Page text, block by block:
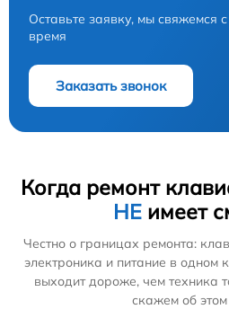
Оставьте заявку, мы свяжемся
время
Заказать звонок
Когда ремонт
НЕ имеет
Честно о границах ремонта:
электроника и питание в одном
выходит дороже, чем техника
скажем об